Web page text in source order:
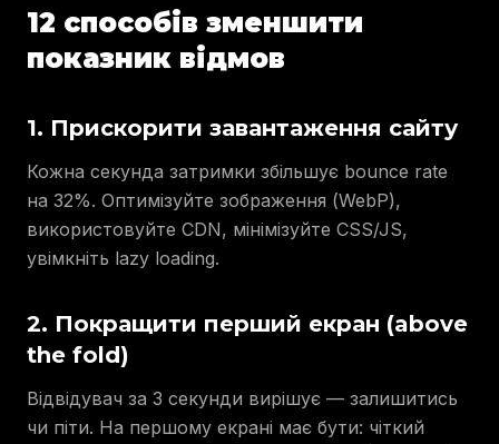
12 способів зменшити
показник відмов
1. Прискорити завантаження сайту
Кожна секунда затримки збільшує bounce rate
на 32%. Оптимізуйте зображення (WebP),
використовуйте CDN, мінімізуйте CSS/JS,
увімкніть lazy loading.
2. Покращити перший екран (above
the fold)
Відвідувач за 3 секунди вирішує — залишитись
чи піти. На першому екрані має бути: чіткий